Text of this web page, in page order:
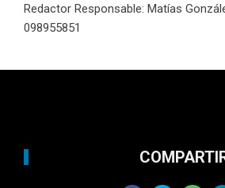
Redactor Responsable: Matías
098955851